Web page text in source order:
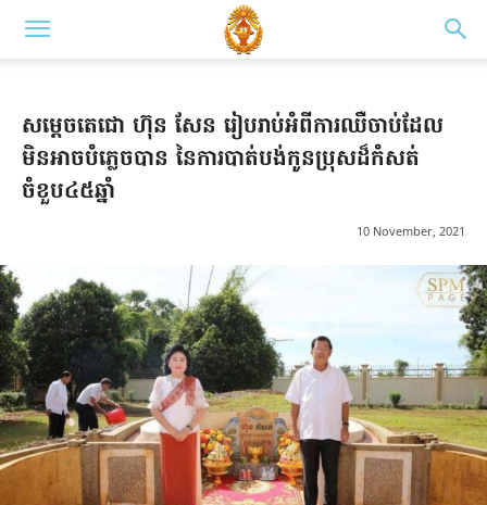
សម្តេចតេជោ ហ៊ុន សែន រៀបរាប់អំពីការឈឺចាប់ដែល
មិនអាចបំភ្លេចបាន នៃការបាត់បង់កូនប្រុសដ៏កំសត់
ចំខួប៤៥ឆ្នាំ
10 November, 2021